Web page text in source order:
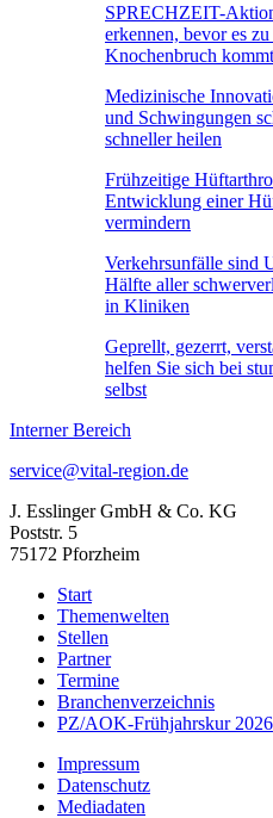
SPRECHZEIT-
erkennen, bevor es
Knochenbruch kommt
Medizinische
und Schwingungen
schneller heilen
Frühzeitige
Entwicklung einer
vermindern
Verkehrsunfälle sind
Hälfte aller
in Kliniken
Geprellt, gezerrt,
helfen Sie sich bei
selbst
Interner Bereich
service@vital-region.de
J. Esslinger GmbH & Co. KG
Poststr. 5
75172 Pforzheim
Start
Themenwelten
Stellen
Partner
Termine
Branchenverzeichnis
PZ/AOK-Frühjahrskur 2026
Impressum
Datenschutz
Mediadaten